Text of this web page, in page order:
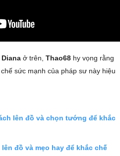
ở trên, Thao68 hy vọng rằng
sức mạnh của pháp sư này hiệu
lên đồ và chọn tướng để khắc
đồ và mẹo hay để khắc chế